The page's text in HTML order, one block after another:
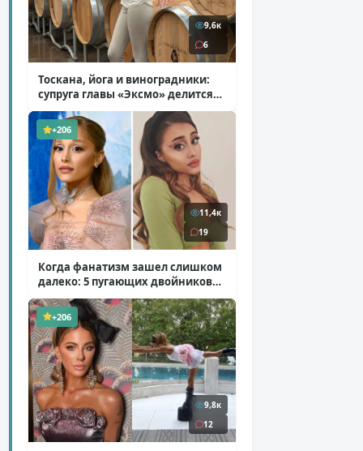
9,6к
6
Тоскана, йога и виноградники:
супруга главы «Эксмо» делится
кадрами из Италии( 14 фото )
+206
11,4к
19
Когда фанатизм зашел слишком
далеко: 5 пугающих двойников
звезд( 10 фото )
+206
9,8к
12